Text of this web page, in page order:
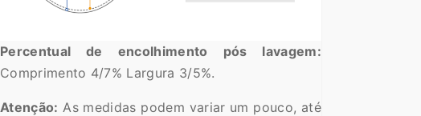
Percentual de encolhimento pós lavagem:
Comprimento 4/7% Largura 3/5%.
Atenção: As medidas podem variar um pouco, até